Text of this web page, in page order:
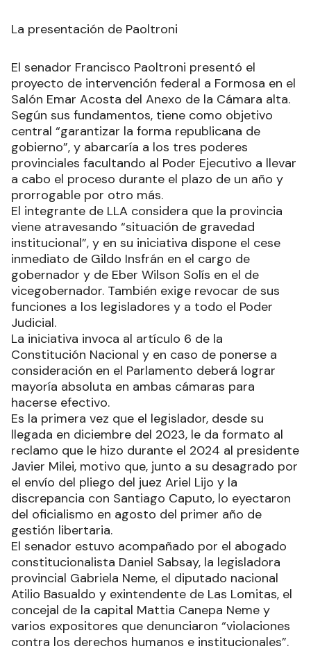
La presentación de Paoltroni
El senador Francisco Paoltroni presentó el
proyecto de intervención federal a Formosa en el
Salón Emar Acosta del Anexo de la Cámara alta.
Según sus fundamentos, tiene como objetivo
central “garantizar la forma republicana de
gobierno”, y abarcaría a los tres poderes
provinciales facultando al Poder Ejecutivo a llevar
a cabo el proceso durante el plazo de un año y
prorrogable por otro más.
El integrante de LLA considera que la provincia
viene atravesando “situación de gravedad
institucional”, y en su iniciativa dispone el cese
inmediato de Gildo Insfrán en el cargo de
gobernador y de Eber Wilson Solís en el de
vicegobernador. También exige revocar de sus
funciones a los legisladores y a todo el Poder
Judicial.
La iniciativa invoca al artículo 6 de la
Constitución Nacional y en caso de ponerse a
consideración en el Parlamento deberá lograr
mayoría absoluta en ambas cámaras para
hacerse efectivo.
Es la primera vez que el legislador, desde su
llegada en diciembre del 2023, le da formato al
reclamo que le hizo durante el 2024 al presidente
Javier Milei, motivo que, junto a su desagrado por
el envío del pliego del juez Ariel Lijo y la
discrepancia con Santiago Caputo, lo eyectaron
del oficialismo en agosto del primer año de
gestión libertaria.
El senador estuvo acompañado por el abogado
constitucionalista Daniel Sabsay, la legisladora
provincial Gabriela Neme, el diputado nacional
Atilio Basualdo y exintendente de Las Lomitas, el
concejal de la capital Mattia Canepa Neme y
varios expositores que denunciaron “violaciones
contra los derechos humanos e institucionales”.